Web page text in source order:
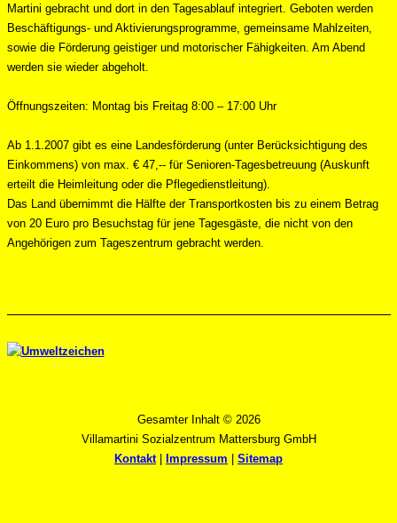
Martini gebracht und dort in den Tagesablauf integriert. Geboten werden
Beschäftigungs- und Aktivierungsprogramme, gemeinsame Mahlzeiten,
sowie die Förderung geistiger und motorischer Fähigkeiten. Am Abend
werden sie wieder abgeholt.
Öffnungszeiten: Montag bis Freitag 8:00 – 17:00 Uhr
Ab 1.1.2007 gibt es eine Landesförderung (unter Berücksichtigung des
Einkommens) von max. € 47,-- für Senioren-Tagesbetreuung (Auskunft
erteilt die Heimleitung oder die Pflegedienstleitung).
Das Land übernimmt die Hälfte der Transportkosten bis zu einem Betrag
von 20 Euro pro Besuchstag für jene Tagesgäste, die nicht von den
Angehörigen zum Tageszentrum gebracht werden.
Gesamter Inhalt © 2026
Villamartini Sozialzentrum Mattersburg GmbH
Kontakt| Impressum | Sitemap